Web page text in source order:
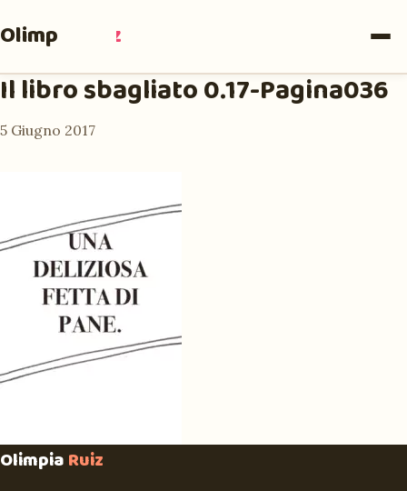
Olimpia Ruiz
Il libro sbagliato 0.17-Pagina036
5 Giugno 2017
OlimpiaRuiz